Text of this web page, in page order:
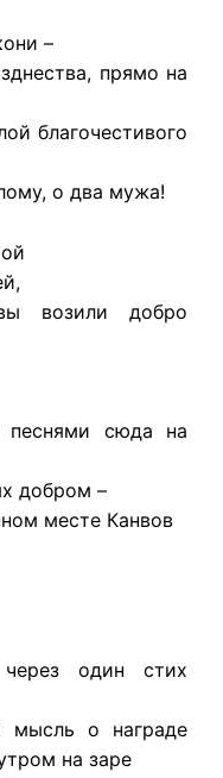
–
прямо на
благочестивого
о два мужа!
возили добро
песнями сюда на
добром –
месте Канвов
один стих
мысль о награде
на заре